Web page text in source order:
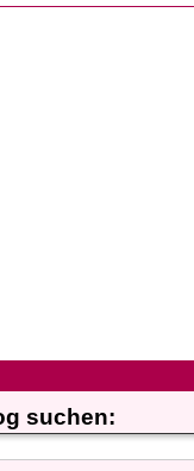
suchen: